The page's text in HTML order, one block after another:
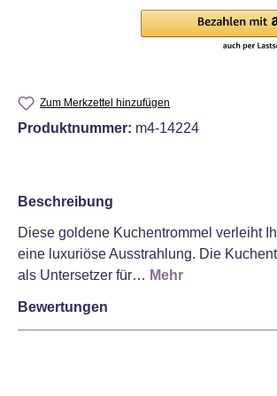
Zum Merkzettel hinzufügen
Produktnummer: m4-14224
Beschreibung
Diese goldene Kuchentrommel verleiht
eine luxuriöse Ausstrahlung. Die
als Untersetzer für… Mehr
Bewertungen